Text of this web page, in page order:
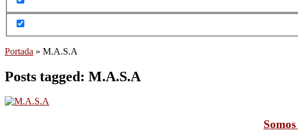
Portada » M.A.S.A
Posts tagged: M.A.S.A